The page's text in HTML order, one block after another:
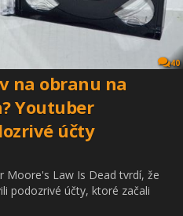
40
na obranu na
Youtuber
účty
Moore's Law Is Dead tvrdí, že
podozrivé účty, ktoré začali